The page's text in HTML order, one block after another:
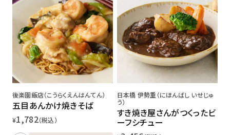
後楽園飯店（こうらくえんはんてん）
五目あんかけ焼きそば
¥1,782（税込）
日本橋 伊勢重（にほんばし いせじゅ
う）
すき焼き屋さんがつくったビ
ーフシチュー